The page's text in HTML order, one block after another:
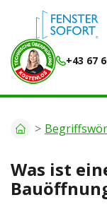
+43 67
Was ist